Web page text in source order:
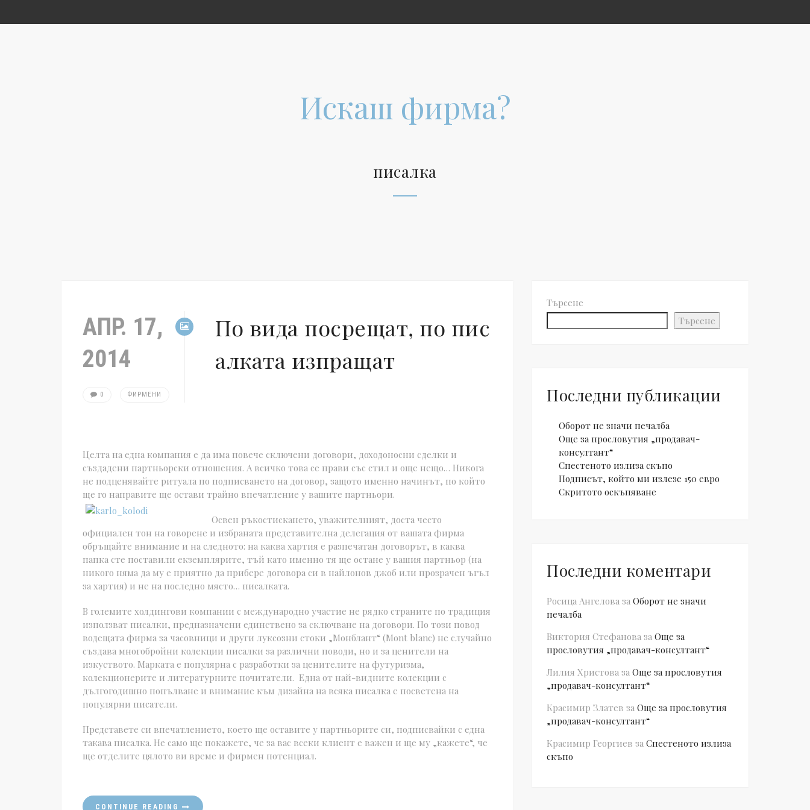
Искаш фирма?
писалка
АПР. 17,
2014
0 ФИРМЕНИ
По вида посрещат, по пис
алката изпращат
Целта на една компания е да има повече сключени договори, доходоносни сделки и
създадени партньорски отношения. А всичко това се прави със стил и още нещо… Никога
не подценявайте ритуала по подписването на договор, защото именно начинът, по който
ще го направите ще остави трайно впечатление у вашите партньори.
Освен ръкостискането, уважителният, доста често
официален тон на говорене и избраната представителна делегация от вашата фирма
обръщайте внимание и на следното: на каква хартия е разпечатан договорът, в каква
папка сте поставили екземплярите, тъй като именно тя ще остане у вашия партньор (на
никого няма да му е приятно да прибере договора си в найлонов джоб или прозрачен ъгъл
за хартия) и не на последно място… писалката.
В големите холдингови компании с международно участие не рядко страните по традиция
използват писалки, предназначени единствено за сключване на договори. По този повод
водещата фирма за часовници и други луксозни стоки „Монблант“ (Mont blanc) не случайно
създава многобройни колекции писалки за различни поводи, но и за ценители на
изкуството. Марката е популярна с разработки за ценителите на футуризма,
колекционерите и литературните почитатели. Една от най-видните колекции с
дългогодишно попълване и внимание към дизайна на всяка писалка е посветена на
популярни писатели.
Представете си впечатлението, което ще оставите у партньорите си, подписвайки с една
такава писалка. Не само ще покажете, че за вас всеки клиент е важен и ще му „кажете“, че
ще отделите цялото ви време и фирмен потенциал.
CONTINUE READING
Търсене
Търсене
Последни публикации
Оборот не значи печалба
Още за прословутия „продавач-
консултант“
Спестеното излиза скъпо
Подписът, който ми излезе 150 евро
Скритото оскъпяване
Последни коментари
Росица Ангелова за Оборот не значи
печалба
Виктория Стефанова за Още за
прословутия „продавач-консултант“
Лилия Христова за Още за прословутия
„продавач-консултант“
Красимир Златев за Още за прословутия
„продавач-консултант“
Красимир Георгиев за Спестеното излиза
скъпо